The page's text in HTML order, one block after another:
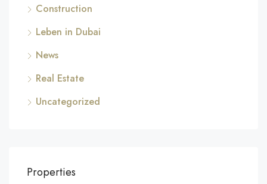
Construction
Leben in Dubai
News
Real Estate
Uncategorized
Properties